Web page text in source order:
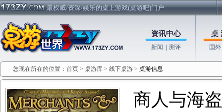
最权威/资深/娱乐的桌上游戏(桌游吧)门户
资讯中心
新闻 测评
桌
国外
您现在所在的位置： 首页 > 桌游库 > 线下桌游 > 桌游信息
商人与海盗